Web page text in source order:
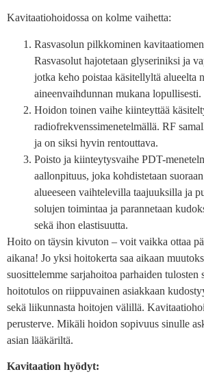
Kavitaatiohoidossa on kolme vaihetta:
Rasvasolun pilkkominen
Rasvasolut hajotetaan glyseriniksi ja
jotka keho poistaa käsitellyltä alueelta
aineenvaihdunnan mukana lopullisesti.
Hoidon toinen vaihe kiinteyttää
radiofrekvenssimenetelmällä. RF
ja on siksi hyvin rentouttava.
Poisto ja kiinteytysvaihe PDT-
aallonpituus, joka kohdistetaan
alueeseen vaihtelevilla taajuuksilla ja
solujen toimintaa ja parannetaan
sekä ihon elastisuutta.
Hoito on täysin kivuton – voit vaikka ottaa
aikana! Jo yksi hoitokerta saa aikaan
suosittelemme sarjahoitoa parhaiden
hoitotulos on riippuvainen asiakkaan
sekä liikunnasta hoitojen välillä.
perusterve. Mikäli hoidon sopivuus sinulle
asian lääkäriltä.
Kavitaation hyödyt: